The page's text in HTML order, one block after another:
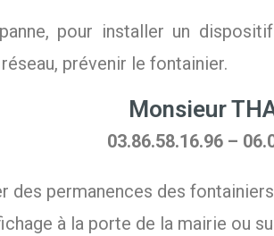
pour installer un
prévenir le fontainier.
Monsieur
03.86.58.16.96 –
des permanences des
à la porte de la mairie ou